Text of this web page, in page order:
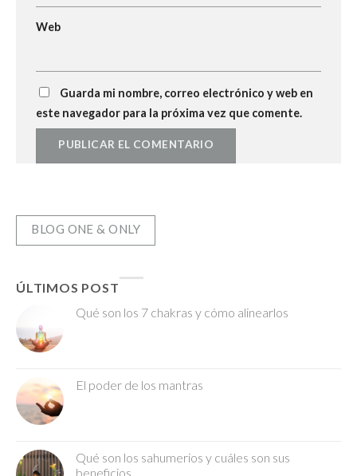
Web
Guarda mi nombre, correo electrónico y web en
este navegador para la próxima vez que comente.
BLOG ONE & ONLY
ÚLTIMOS POST
Qué son los 7 chakras y cómo alinearlos
El poder de los mantras
Qué son los sahumerios y cuáles son sus
beneficios